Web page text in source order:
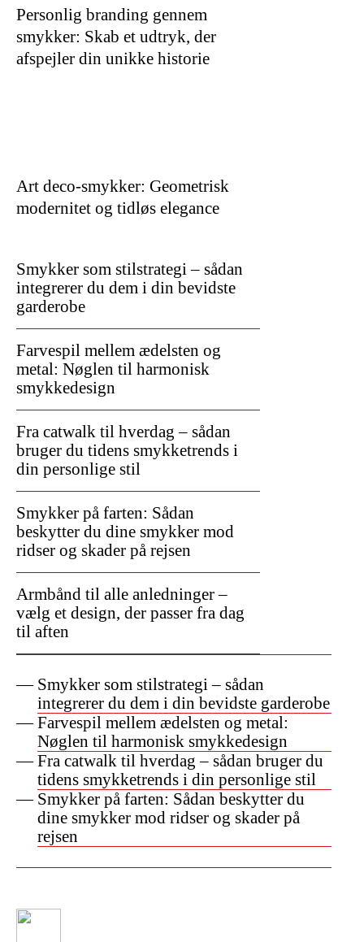
Smykker som stilstrategi – sådan
integrerer du dem i din bevidste garderobe
Farvespil mellem ædelsten og metal:
Nøglen til harmonisk smykkedesign
Fra catwalk til hverdag – sådan bruger du
tidens smykketrends i din personlige stil
Smykker på farten: Sådan beskytter du
dine smykker mod ridser og skader på
rejsen
Personlig branding gennem
smykker: Skab et udtryk, der
afspejler din unikke historie
Art deco-smykker: Geometrisk
modernitet og tidløs elegance
Smykker som stilstrategi – sådan
integrerer du dem i din bevidste
garderobe
Farvespil mellem ædelsten og
metal: Nøglen til harmonisk
smykkedesign
Fra catwalk til hverdag – sådan
bruger du tidens smykketrends i
din personlige stil
Smykker på farten: Sådan
beskytter du dine smykker mod
ridser og skader på rejsen
Armbånd til alle anledninger –
vælg et design, der passer fra dag
til aften